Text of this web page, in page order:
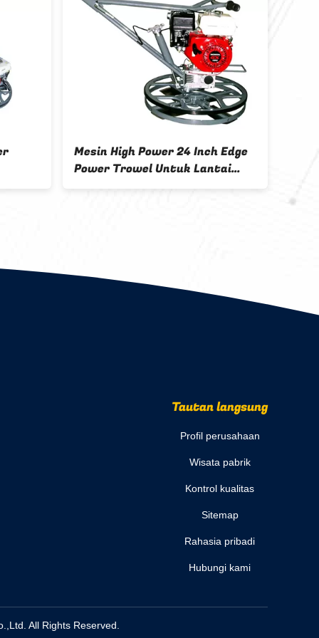
High Power 24 Inch Edge
Power Trowel Untuk Lantai
Basah Lantai
Trowel Mesin /
Untuk Pasar
Tautan langsung
Profil perusahaan
Wisata pabrik
Kontrol kualitas
Sitemap
Rahasia pribadi
Hubungi kami
All Rights Reserved.